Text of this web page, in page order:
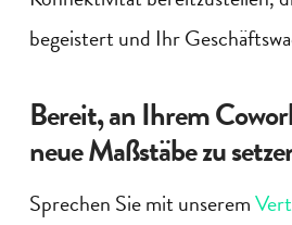
begeistert und Ihr
Bereit, an Ihrem
neue Maßstäbe zu
Sprechen Sie mit unserem